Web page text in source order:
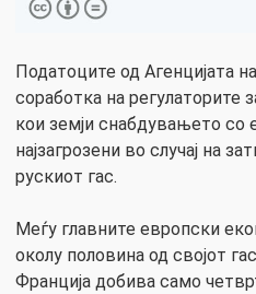
Податоците од Агенцијата
соработка на регулаторите
кои земји снабдувањето со
најзагрозени во случај на
рускиот гас.
Меѓу главните европски
околу половина од својот
Франција добива само